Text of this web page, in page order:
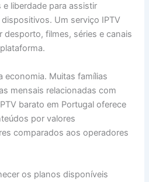
liberdade para assistir
Um serviço IPTV
desporto, filmes, séries e canais
economia. Muitas famílias
mensais relacionadas com
barato em Portugal oferece
por valores
comparados aos operadores
os planos disponíveis